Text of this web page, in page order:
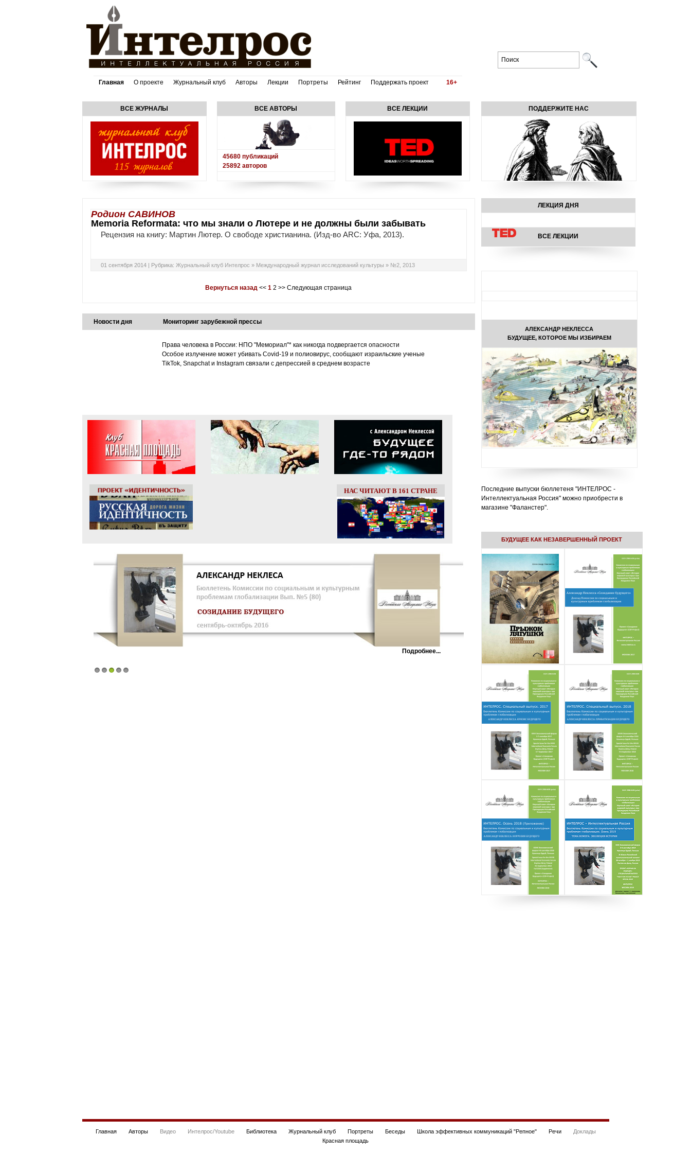
Главная О проекте Журнальный клуб Авторы Лекции Портреты Рейтинг Поддержать проект 16+
ВСЕ ЖУРНАЛЫ ВСЕ АВТОРЫ
45680публикаций
25892авторов
ВСЕ ЛЕКЦИИ
Родион САВИНОВ
Memoria Reformata: что мы знали о Лютере и не должны были забывать
Рецензия на книгу: Мартин Лютер. О свободе христианина. (Изд-во ARC: Уфа, 2013).
01 сентября 2014 | Рубрика: Журнальный клуб Интелрос » Международный журнал исследований культуры » №2, 2013
Вернуться назад << 1 2 >> Следующая страница
Новости дня Мониторинг зарубежной прессы
Права человека в России: НПО "Мемориал"* как никогда подвергается опасности
Особое излучение может убивать Covid-19 и полиовирус, сообщают израильские ученые
TikTok, Snapchat и Instagram связали с депрессией в среднем возрасте
НАС ЧИТАЮТ В 161 СТРАНЕ
Подробнее...
ПОДДЕРЖИТЕ НАС
ЛЕКЦИЯ ДНЯ
ВСЕ ЛЕКЦИИ
АЛЕКСАНДР НЕКЛЕССА
БУДУЩЕЕ, КОТОРОЕ МЫ ИЗБИРАЕМ
Последние выпуски бюллетеня "ИНТЕЛРОС -
Интеллектуальная Россия" можно приобрести в
магазине "Фаланстер".
БУДУЩЕЕ КАК НЕЗАВЕРШЕННЫЙ ПРОЕКТ
Главная Авторы Видео Интелрос/Youtube Библиотека Журнальный клуб Портреты Беседы Школа эффективных коммуникаций "Репное" Речи
Доклады
Красная площадь